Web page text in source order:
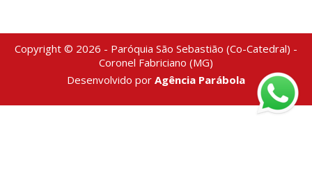
Copyright © 2026 - Paróquia São Sebastião (Co-Catedral) -
Coronel Fabriciano (MG)
Desenvolvido por Agência Parábola